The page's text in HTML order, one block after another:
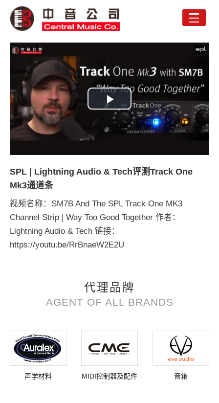
Toggle
Play
Video
SPL | Lightning Audio & Tech评测Track One
Mk3通道条
视频名称：SM7B And The SPL Track One MK3
Channel Strip | Way Too Good Together 作者：
Lightning Audio & Tech 链接：
https://youtu.be/RrBnaeW2E2U
代理品牌
AGENT OF ALL BRANDS
声学材料 MIDI控制器及配件 音箱